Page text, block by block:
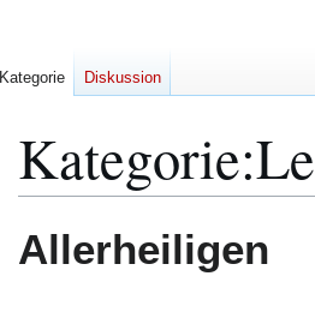
Kategorie:
Navigation
Suche
Allerheiligen
Kategorie Diskussion